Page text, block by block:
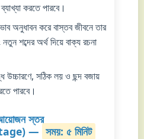
করতে পারবে।
অনুধাবন করে বাস্তব জীবনে তার
শব্দের অর্থ দিয়ে বাক্য রচনা
উচ্চারণে, সঠিক লয় ও ছন্দ বজায়
পারবে।
স্তর
— সময়: ৫ মিনিট